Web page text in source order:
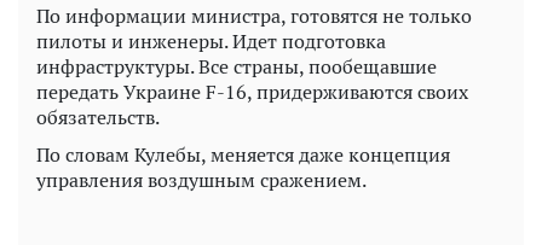
По информации министра, готовятся не только
пилоты и инженеры. Идет подготовка
инфраструктуры. Все страны, пообещавшие
передать Украине F-16, придерживаются своих
обязательств.
По словам Кулебы, меняется даже концепция
управления воздушным сражением.